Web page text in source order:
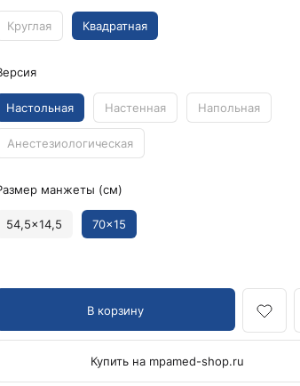
Кровоостанавливающие жгуты
Стандартные ларингоскопы
Фиброоптические ларингоскопы
Отоскопы и ЛОР-наборы
Отоскопы
Ушные воронки для отоскопов
Манжеты и аксессуары Metpak
Приборы для инфузий Metpak
Круглая Квадратная
Настольная Настенная Напольная
Анестезиологическая
манжеты (см)
54,5x14,5 70x15
В корзину
Купить на mpamed-shop.ru